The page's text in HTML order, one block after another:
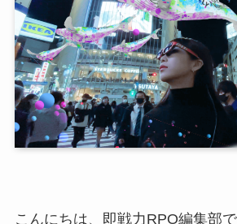
こんにちは、即戦力RPO編集部で